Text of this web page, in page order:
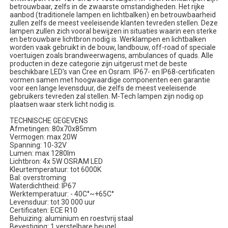
betrouwbaar, zelfs in de zwaarste omstandigheden. Het rijke
aanbod (traditionele lampen en lichtbalken) en betrouwbaarheid
zullen zelfs de meest veeleisende klanten tevreden stellen. Deze
lampen zullen zich vooral bewijzen in situaties waarin een sterke
en betrouwbare lichtbron nodig is. Werklampen en lichtbalken
worden vaak gebruikt in de bouw, landbouw, off-road of speciale
voertuigen zoals brandweerwagens, ambulances of quads. Alle
producten in deze categorie zijn uitgerust met de beste
beschikbare LED's van Cree en Osram. IP67- en IP68-certificaten
vormen samen met hoogwaardige componenten een garantie
voor een lange levensduur, die zelfs de meest veeleisende
gebruikers tevreden zal stellen. M-Tech lampen zijn nodig op
plaatsen waar sterk licht nodig is.
TECHNISCHE GEGEVENS
Afmetingen: 80x70x85mm
Vermogen: max 20W
Spanning: 10-32V
Lumen: max 1280lm
Lichtbron: 4x 5W OSRAM LED
Kleurtemperatuur: tot 6000K
Bal: overstroming
Waterdichtheid: IP67
Werktemperatuur: - 40C°~+65C°
Levensduur: tot 30 000 uur
Certificaten: ECE R10
Behuizing: aluminium en roestvrij staal